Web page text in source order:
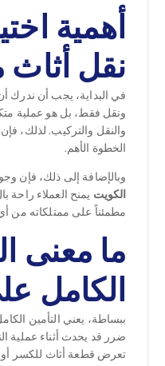
أهمية
نقل أثاث
في البداية، يجب أن ندرك
ونقل فقط، بل هو عملية
والنقل والتركيب. لذلك،
الخطوة الأهم.
وبالإضافة إلى ذلك، فإن
الكويت يمنح العملاء راحة
مطمئناً على ممتلكاته من
ما معنى
الكامل
ببساطة، يعني التأمين
ضرر قد يحدث أثناء عملية
تعرض قطعة أثاث للكسر أو